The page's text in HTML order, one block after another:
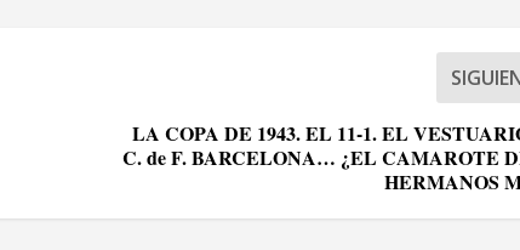
LA COPA DE 1943. EL 11-1. EL
C. de F. BARCELONA… ¿EL CAMAROTE
HERMANOS